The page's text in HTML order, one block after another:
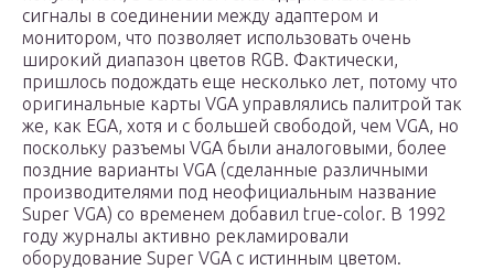
сигналы в соединении между адаптером и
монитором, что позволяет использовать очень
широкий диапазон цветов RGB. Фактически,
пришлось подождать еще несколько лет, потому что
оригинальные карты VGA управлялись палитрой так
же, как EGA, хотя и с большей свободой, чем VGA, но
поскольку разъемы VGA были аналоговыми, более
поздние варианты VGA (сделанные различными
производителями под неофициальным название
Super VGA) со временем добавил true-color. В 1992
году журналы активно рекламировали
оборудование Super VGA с истинным цветом.